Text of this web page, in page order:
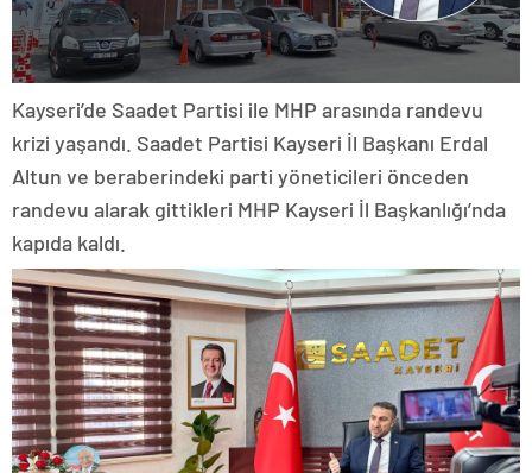
Kayseri’de Saadet Partisi ile MHP arasında randevu
krizi yaşandı. Saadet Partisi Kayseri İl Başkanı Erdal
Altun ve beraberindeki parti yöneticileri önceden
randevu alarak gittikleri MHP Kayseri İl Başkanlığı’nda
kapıda kaldı.